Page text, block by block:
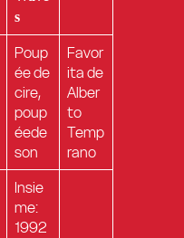
s
Poup
ée de
cire,
poup
éede
son
Favor
ita de
Alber
to
Temp
rano
Insie
me:
1992